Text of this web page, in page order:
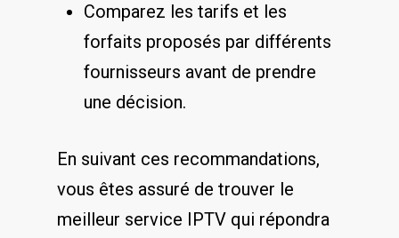
Comparez​ les tarifs et les
forfaits proposés par différents
fournisseurs‍ avant ⁤de‌ prendre
une ⁤décision.
En suivant ⁤ces‌ recommandations,
vous‌ êtes assuré de trouver le
meilleur service IPTV qui ⁤répondra